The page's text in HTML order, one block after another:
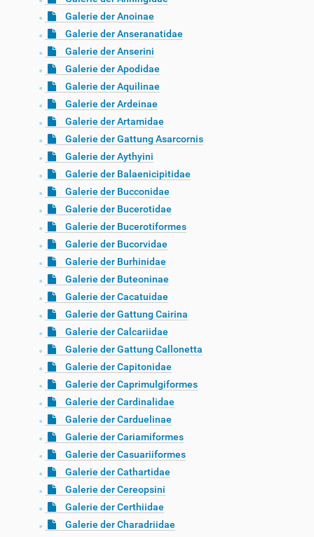
Galerie der Anoinae
Galerie der Anseranatidae
Galerie der Anserini
Galerie der Apodidae
Galerie der Aquilinae
Galerie der Ardeinae
Galerie der Artamidae
Galerie der Gattung Asarcornis
Galerie der Aythyini
Galerie der Balaenicipitidae
Galerie der Bucconidae
Galerie der Bucerotidae
Galerie der Bucerotiformes
Galerie der Bucorvidae
Galerie der Burhinidae
Galerie der Buteoninae
Galerie der Cacatuidae
Galerie der Gattung Cairina
Galerie der Calcariidae
Galerie der Gattung Callonetta
Galerie der Capitonidae
Galerie der Caprimulgiformes
Galerie der Cardinalidae
Galerie der Carduelinae
Galerie der Cariamiformes
Galerie der Casuariiformes
Galerie der Cathartidae
Galerie der Cereopsini
Galerie der Certhiidae
Galerie der Charadriidae